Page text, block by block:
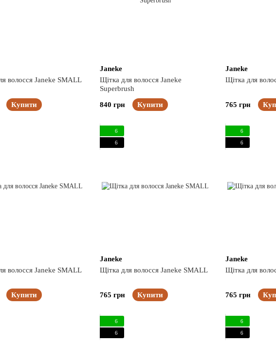
волосся Janeke SMALL
Купити
Janeke
Щітка для волосся Janeke
Superbrush
840 грн Купити
Janeke
Щітка для
765 грн
волосся Janeke SMALL
Купити
6
6
Janeke
Щітка для волосся Janeke SMALL
765 грн Купити
6
6
Janeke
Щітка для
765 грн
6
6
6
6